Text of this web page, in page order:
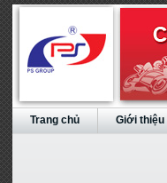
Trang chủ Giới thiệu